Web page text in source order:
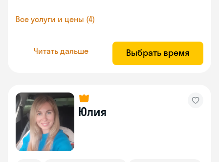
Все услуги и цены (4)
Читать дальше Выбрать время
Юлия